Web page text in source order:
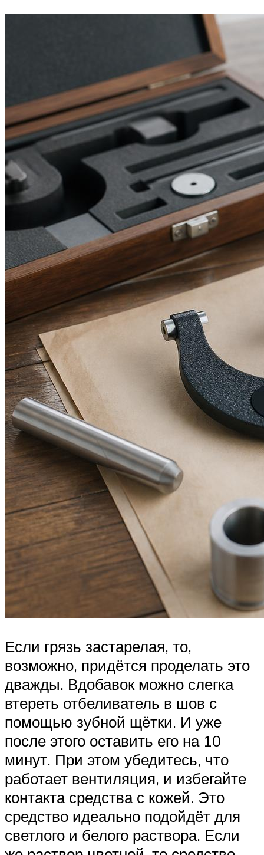
Если грязь застарелая, то,
возможно, придётся проделать это
дважды. Вдобавок можно слегка
втереть отбеливатель в шов с
помощью зубной щётки. И уже
после этого оставить его на 10
минут. При этом убедитесь, что
работает вентиляция, и избегайте
контакта средства с кожей. Это
средство идеально подойдёт для
светлого и белого раствора. Если